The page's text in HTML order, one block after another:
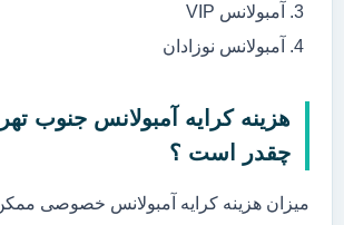
آمبولانس VIP
آمبولانس نوزادان
هزینه کرایه آمبولانس جنوب
چقدر است ؟
میزان هزینه کرایه آمبولانس خصوصی